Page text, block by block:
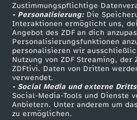
Zustimmungspflichtige
• Personalisierung:Die
Interaktionen ermöglicht uns,
Angebot des ZDF an dich
Personalisierungsfunktionen
personalisieren wir
Nutzung von ZDF Streaming, der
ZDFtivi. Daten von Dritten
verwendet.
• Social Media und externe
Social-Media-Tools und Dienste
Anbietern. Unter anderem um
zu ermöglichen.
e
G
r
e
n
Livestreams
Sendungen A-Z
TV-Programm
Hilfe
ZDF Unternehmen
Karriere